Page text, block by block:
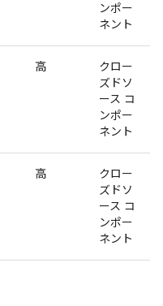
ンポー
ネント
高
クロー
ズドソ
ース コ
ンポー
ネント
高
クロー
ズドソ
ース コ
ンポー
ネント